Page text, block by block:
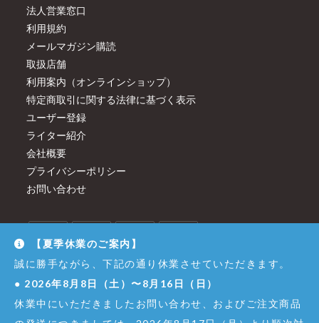
法人営業窓口
利用規約
メールマガジン購読
取扱店舗
利用案内（オンラインショップ）
特定商取引に関する法律に基づく表示
ユーザー登録
ライター紹介
会社概要
プライバシーポリシー
お問い合わせ
【夏季休業のご案内】
誠に勝手ながら、下記の通り休業させていただきます。
● 2026年8月8日（土）〜8月16日（日）
休業中にいただきましたお問い合わせ、およびご注文商品